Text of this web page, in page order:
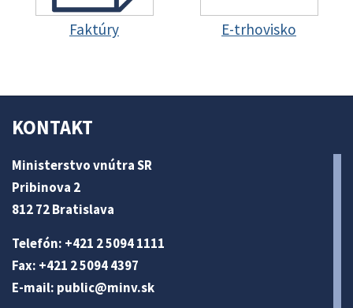
Faktúry E-trhovisko
KONTAKT
Ministerstvo vnútra SR
Pribinova 2
812 72 Bratislava
Telefón: +421 2 5094 1111
Fax: +421 2 5094 4397
E-mail: public@minv.sk